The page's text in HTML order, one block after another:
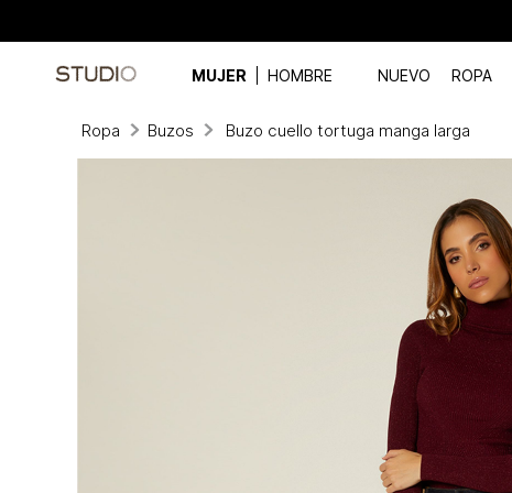
MUJER HOMBRE NUEVO ROPA
Ropa Buzos Buzo cuello tortuga manga larga